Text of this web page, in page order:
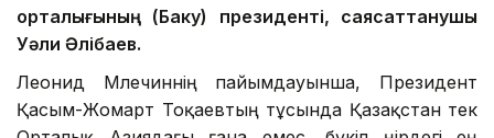
орталығының (Баку) президенті, саясаттанушы
Уәли Әлібаев.
Леонид Млечиннің пайымдауынша, Президент
Қасым-Жомарт Тоқаевтың тұсында Қазақстан тек